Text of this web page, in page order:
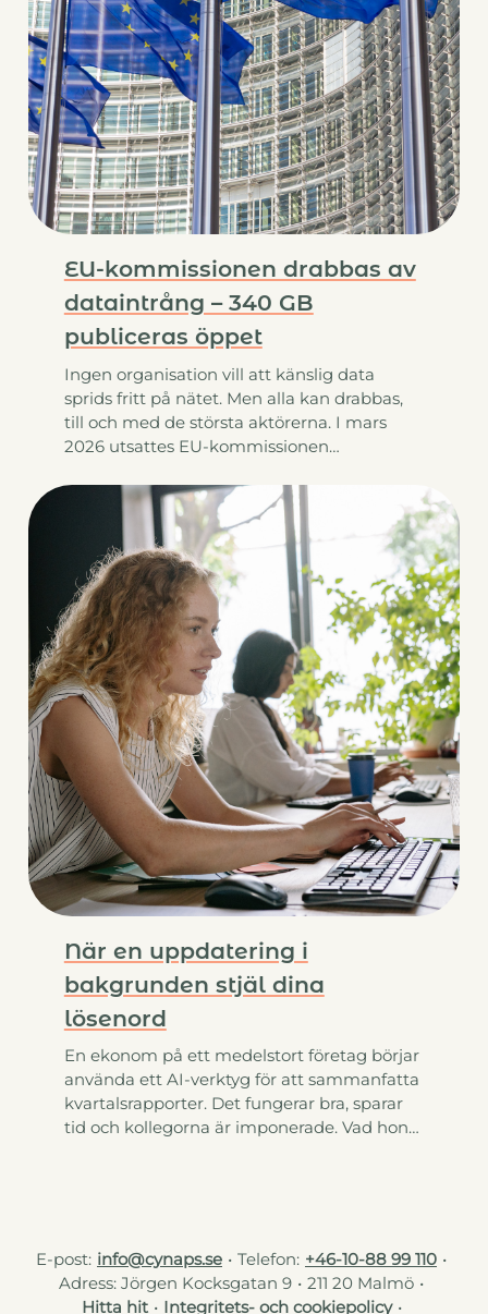
EU-kommissionen drabbas av
dataintrång – 340 GB
publiceras öppet
Ingen organisation vill att känslig data
sprids fritt på nätet. Men alla kan drabbas,
till och med de största aktörerna. I mars
2026 utsattes EU-kommissionen…
När en uppdatering i
bakgrunden stjäl dina
lösenord
En ekonom på ett medelstort företag börjar
använda ett AI-verktyg för att sammanfatta
kvartalsrapporter. Det fungerar bra, sparar
tid och kollegorna är imponerade. Vad hon…
E-post: info@cynaps.se Telefon: +46-10-88 99 110
Adress: Jörgen Kocksgatan 9
211 20 Malmö
Hitta hit
Integritets- och cookiepolicy